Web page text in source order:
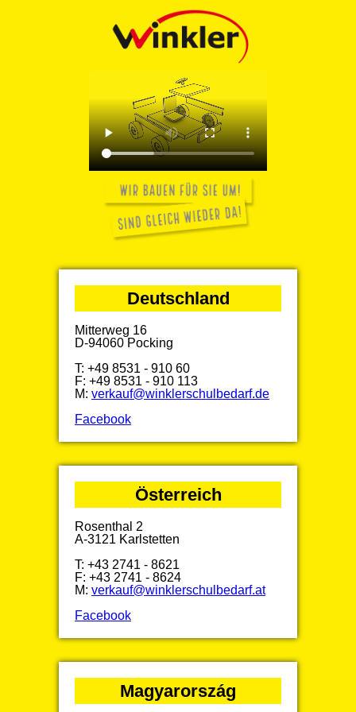
Deutschland
Mitterweg 16
D-94060 Pocking
T: +49 8531 - 910 60
F: +49 8531 - 910 113
M: verkauf@winklerschulbedarf.de
Facebook
Österreich
Rosenthal 2
A-3121 Karlstetten
T: +43 2741 - 8621
F: +43 2741 - 8624
M: verkauf@winklerschulbedarf.at
Facebook
Magyarország